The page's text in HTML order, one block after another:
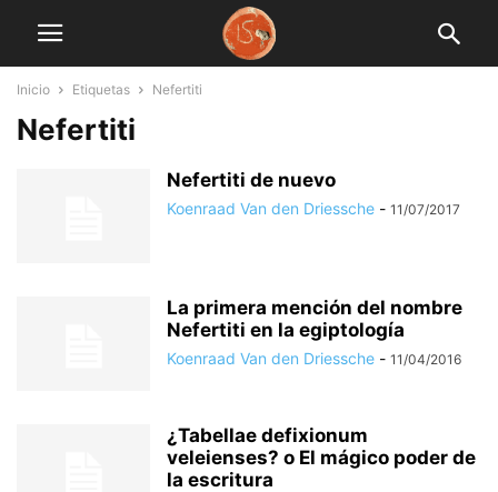
Inicio Etiquetas Nefertiti
Nefertiti
Nefertiti de nuevo
Koenraad Van den Driessche - 11/07/2017
La primera mención del nombre
Nefertiti en la egiptología
Koenraad Van den Driessche - 11/04/2016
¿Tabellae defixionum
veleienses? o El mágico poder de
la escritura